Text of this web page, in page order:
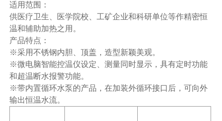
适用范围：
供医疗卫生、医学院校、工矿企业和科研单位等作精密恒
温和辅助加热之用。
产品特点：
※采用不锈钢内胆、顶盖，造型新颖美观。
※微电脑智能控温仪设定、测量同时显示，具有定时功能
和超温断水报警功能。
※带内置循环水泵的产品，在加装外循环接口后，可向外
输出恒温水流。